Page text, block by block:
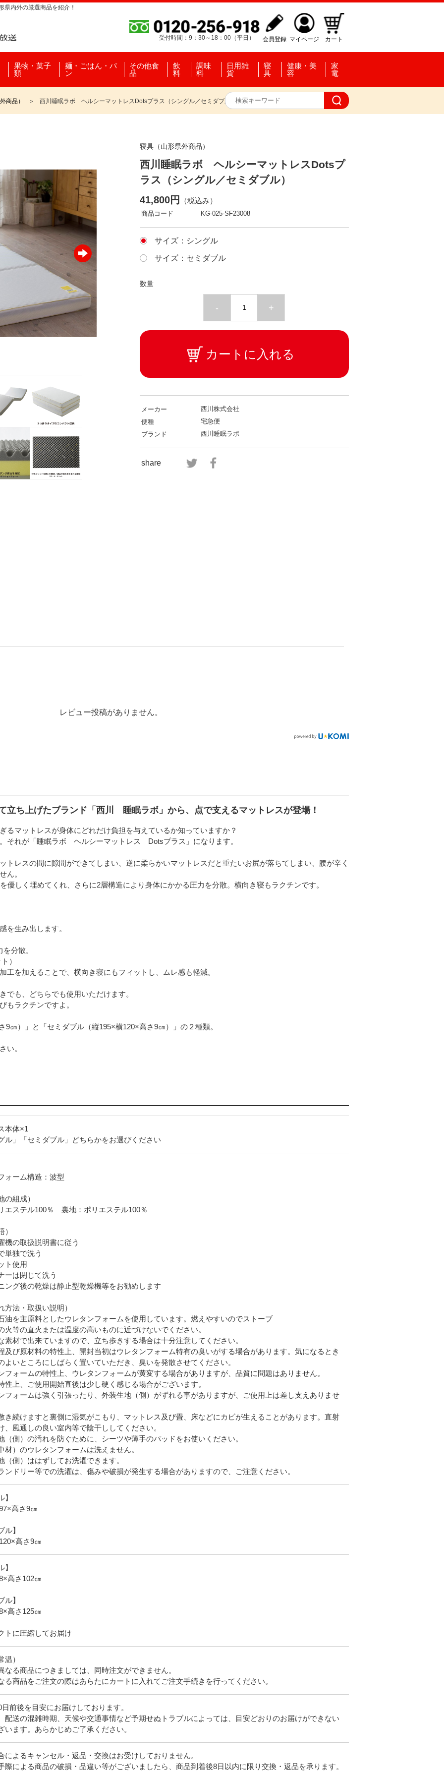
県内外の厳選商品を紹介！
受付時間：9：30～18：00（平日） 会員登録 マイページ カート
果物・菓子
類
麺・ごはん・パ
ン
その他食
品
飲
料
調味
料
日用雑
貨
寝
具
健康・美
容
家
電
商品） 西川睡眠ラボ ヘルシーマットレスDotsプラス（シングル／セミダブル）
寝具（山形県外商品）
西川睡眠ラボ ヘルシーマットレスDotsプ
ラス（シングル／セミダブル）
41,800円 （税込み）
商品コード KG-025-SF23008
サイズ：シングル
サイズ：セミダブル
数量
- +
カートに入れる
メーカー
西川株式会社
便種
宅急便
ブランド
西川睡眠ラボ
share
レビュー投稿がありません。
立ち上げたブランド「西川 睡眠ラボ」から、点で支えるマットレスが登場！
るマットレスが身体にどれだけ負担を与えているか知っていますか？
それが「睡眠ラボ ヘルシーマットレス Dotsプラス」になります。
トレスの間に隙間ができてしまい、逆に柔らかいマットレスだと重たいお尻が落ちてしまい、腰が辛く
ん。
優しく埋めてくれ、さらに2層構造により身体にかかる圧力を分散。横向き寝もラクチンです。
を生み出します。
分散。
）
工を加えることで、横向き寝にもフィットし、ムレ感も軽減。
でも、どちらでも使用いただけます。
もラクチンですよ。
㎝）」と「セミダブル（縦195×横120×高さ9㎝）」の２種類。
い。
本体×1
」「セミダブル」どちらかをお選びください
ォーム構造：波型
の組成）
エステル100％ 裏地：ポリエステル100％
機の取扱説明書に従う
単独で洗う
ト使用
ーは閉じて洗う
ング後の乾燥は静止型乾燥機等をお勧めします
方法・取扱い説明）
油を主原料としたウレタンフォームを使用しています。燃えやすいのでストーブ
火等の直火または温度の高いものに近づけないでください。
素材で出来ていますので、立ち歩きする場合は十分注意してください。
及び原材料の特性上、開封当初はウレタンフォーム特有の臭いがする場合があります。気になるとき
よいところにしばらく置いていただき、臭いを発散させてください。
フォームの特性上、ウレタンフォームが黄変する場合がありますが、品質に問題はありません。
性上、ご使用開始直後は少し硬く感じる場合がございます。
フォームは強く引張ったり、外装生地（側）がずれる事がありますが、ご使用上は差し支えありませ
き続けますと裏側に湿気がこもり、マットレス及び畳、床などにカビが生えることがあります。直射
、風通しの良い室内等で陰干ししてください。
（側）の汚れを防ぐために、シーツや薄手のパッドをお使いください。
材）のウレタンフォームは洗えません。
（側）ははずしてお洗濯できます。
ンドリー等での洗濯は、傷みや破損が発生する場合がありますので、ご注意ください。
高さ9㎝
ル】
高さ9㎝
高さ102㎝
ル】
高さ125㎝
トに圧縮してお届け
温）
る商品につきましては、同時注文ができません。
る商品をご注文の際はあらたにカートに入れてご注文手続きを行ってください。
前後を目安にお届けしております。
送の混雑時期、天候や交通事情など予期せぬトラブルによっては、目安どおりのお届けができない
います。あらかじめご了承ください。
によるキャンセル・返品・交換はお受けしておりません。
による商品の破損・品違い等がございましたら、商品到着後8日以内に限り交換・返品を承ります。